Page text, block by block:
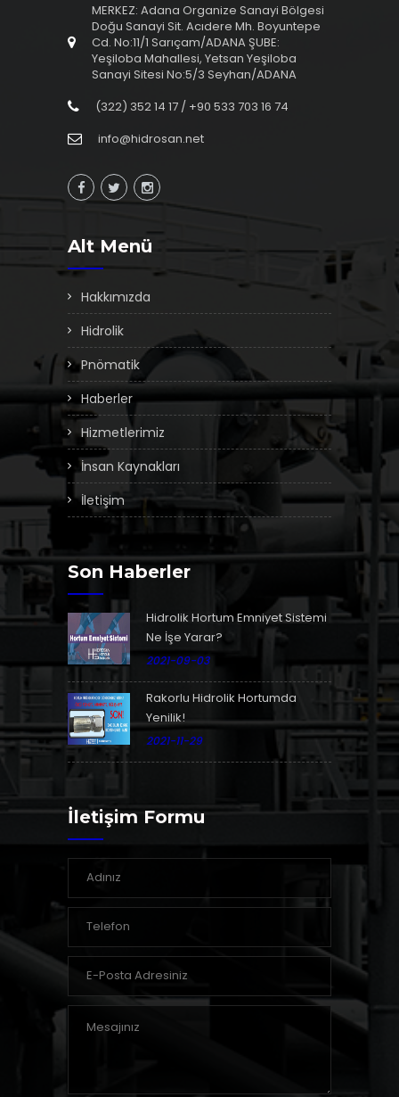
MERKEZ: Adana Organize Sanayi Bölgesi
Doğu Sanayi Sit. Acıdere Mh. Boyuntepe
Cd. No:11/1 Sarıçam/ADANA ŞUBE:
Yeşiloba Mahallesi, Yetsan Yeşiloba
Sanayi Sitesi No:5/3 Seyhan/ADANA
(322) 352 14 17 / +90 533 703 16 74
info@hidrosan.net
Alt Menü
Hakkımızda
Hidrolik
Pnömatik
Haberler
Hizmetlerimiz
İnsan Kaynakları
İletişim
Son Haberler
Hidrolik Hortum Emniyet Sistemi
Ne İşe Yarar?
2021-09-03
Rakorlu Hidrolik Hortumda
Yenilik!
2021-11-29
İletişim Formu